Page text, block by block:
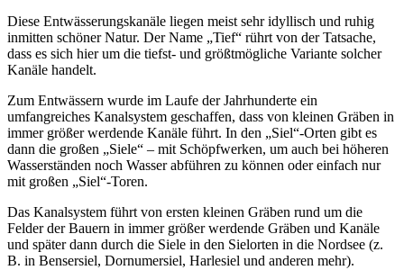
Diese Entwässerungskanäle liegen meist sehr idyllisch und ruhig
inmitten schöner Natur. Der Name „Tief“ rührt von der Tatsache,
dass es sich hier um die tiefst- und größtmögliche Variante solcher
Kanäle handelt.
Zum Entwässern wurde im Laufe der Jahrhunderte ein
umfangreiches Kanalsystem geschaffen, dass von kleinen Gräben in
immer größer werdende Kanäle führt. In den „Siel“-Orten gibt es
dann die großen „Siele“ – mit Schöpfwerken, um auch bei höheren
Wasserständen noch Wasser abführen zu können oder einfach nur
mit großen „Siel“-Toren.
Das Kanalsystem führt von ersten kleinen Gräben rund um die
Felder der Bauern in immer größer werdende Gräben und Kanäle
und später dann durch die Siele in den Sielorten in die Nordsee (z.
B. in Bensersiel, Dornumersiel, Harlesiel und anderen mehr).